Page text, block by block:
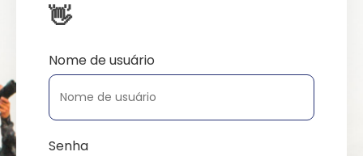
👋
Nome de usuário
Senha